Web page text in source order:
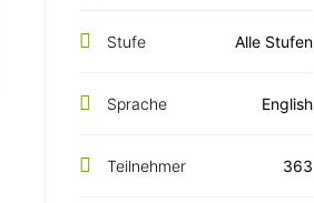
Stufe Alle Stufen
Sprache English
Teilnehmer 363